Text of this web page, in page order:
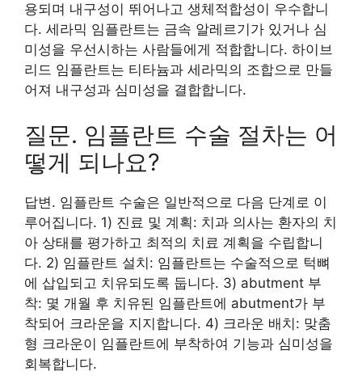
용되며 내구성이 뛰어나고 생체적합성이 우수합니
다. 세라믹 임플란트는 금속 알레르기가 있거나 심
미성을 우선시하는 사람들에게 적합합니다. 하이브
리드 임플란트는 티타늄과 세라믹의 조합으로 만들
어져 내구성과 심미성을 결합합니다.
질문. 임플란트 수술 절차는 어
떻게 되나요?
답변. 임플란트 수술은 일반적으로 다음 단계로 이
루어집니다. 1) 진료 및 계획: 치과 의사는 환자의 치
아 상태를 평가하고 최적의 치료 계획을 수립합니
다. 2) 임플란트 설치: 임플란트는 수술적으로 턱뼈
에 삽입되고 치유되도록 둡니다. 3) abutment 부
착: 몇 개월 후 치유된 임플란트에 abutment가 부
착되어 크라운을 지지합니다. 4) 크라운 배치: 맞춤
형 크라운이 임플란트에 부착하여 기능과 심미성을
회복합니다.